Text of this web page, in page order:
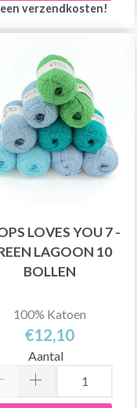
verzendkosten!
LOVES YOU 7 -
LAGOON 10
BOLLEN
100% Katoen
€12,10
Aantal